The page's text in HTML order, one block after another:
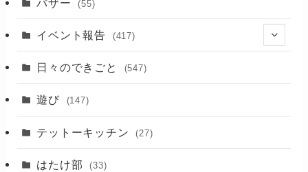
バザー (55)
イベント報告 (417)
(2)
日々のできごと (547)
遊び (147)
テットーキッチン (27)
はたけ部 (33)